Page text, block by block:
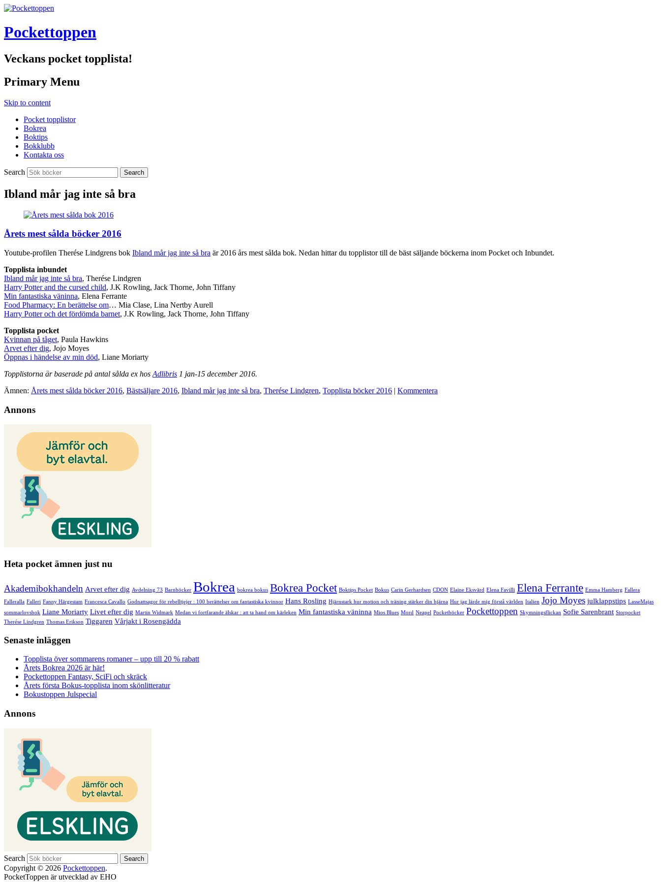
Pockettoppen
Veckans pocket topplista!
Primary Menu
Skip to content
Pocket topplistor
Bokrea
Boktips
Bokklubb
Kontakta oss
Search
Ibland mår jag inte så bra
Årets mest sålda böcker 2016
Youtube-profilen Therése Lindgrens bok Ibland mår jag inte så bra är 2016 års mest sålda bok. Nedan hittar du topplistor till de bäst säljande böckerna inom Pocket och Inbundet.
Topplista inbundet
Ibland mår jag inte så bra, Therése Lindgren
Harry Potter and the cursed child, J.K Rowling, Jack Thorne, John Tiffany
Min fantastiska väninna, Elena Ferrante
Food Pharmacy: En berättelse om… Mia Clase, Lina Nertby Aurell
Harry Potter och det fördömda barnet, J.K Rowling, Jack Thorne, John Tiffany
Topplista pocket
Kvinnan på tåget, Paula Hawkins
Arvet efter dig, Jojo Moyes
Öppnas i händelse av min död, Liane Moriarty
Topplistorna är baserade på antal sålda ex hos Adlibris 1 jan-15 december 2016.
Ämnen: Årets mest sålda böcker 2016, Bästsäljare 2016, Ibland mår jag inte så bra, Therése Lindgren, Topplista böcker 2016 | Kommentera
Annons
Heta pocket ämnen just nu
Akademibokhandeln Arvet efter dig Avdelning 73 Barnböcker Bokrea bokrea bokus Bokrea Pocket Boktips Pocket Bokus Carin Gerhardsen CDON Elaine Eksvärd Elena Favilli Elena Ferrante Emma Hamberg Fallera
Falleralla Falleri Fanny Härgestam Francesca Cavallo Godnattsagor för rebelltjejer : 100 berättelser om fantastiska kvinnor Hans Rosling Hjärnstark hur motion och träning stärker din hjärna Hur jag lärde mig förstå världen Italien Jojo Moyes julklappstips LasseMajas
sommarlovsbok Liane Moriarty Livet efter dig Martin Widmark Medan vi fortfarande älskar : att ta hand om kärleken Min fantastiska väninna Mios Blues Mord Neapel Pocketböcker Pockettoppen Skymningsflickan Sofie Sarenbrant Storpocket
Therése Lindgren Thomas Erikson Tiggaren Vårjakt i Rosengädda
Senaste inläggen
Topplista över sommarens romaner – upp till 20 % rabatt
Årets Bokrea 2026 är här!
Pockettoppen Fantasy, SciFi och skräck
Årets första Bokus-topplista inom skönlitteratur
Bokustoppen Julspecial
Annons
Search
Copyright © 2026 Pockettoppen.
PocketToppen är utvecklad av EHO